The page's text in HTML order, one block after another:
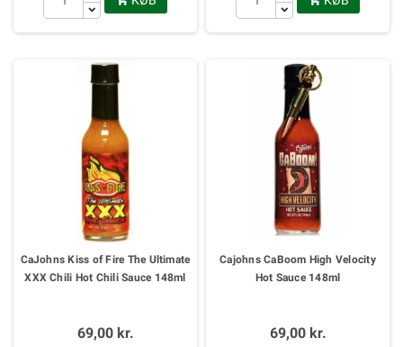
CaJohns Kiss of Fire The Ultimate
XXX Chili Hot Chili Sauce 148ml
69,00 kr.
Cajohns CaBoom High Velocity
Hot Sauce 148ml
69,00 kr.